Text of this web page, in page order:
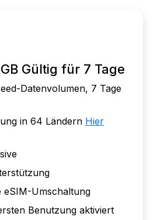
Gültig für 7 Tage
Datenvolumen, 7 Tage
in 64 Ländern Hier
eSIM-Umschaltung
Benutzung aktiviert